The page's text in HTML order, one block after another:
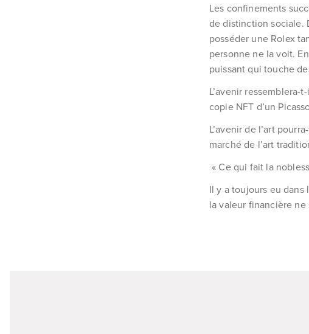
Les confinements
de distinction sociale.
posséder une Rolex
personne ne la voit.
puissant qui touche
L’avenir
copie NFT d’un
L’avenir de l’art
marché de l’art
« Ce qui fait la
Il y a toujours eu
la valeur financière